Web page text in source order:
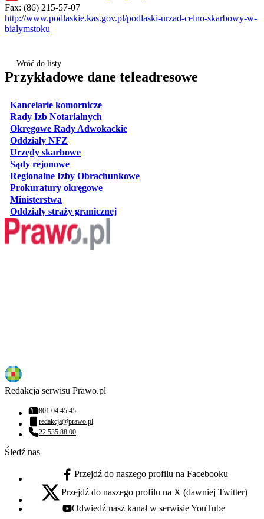
Fax: (86) 215-57-07
http://www.podlaskie.kas.gov.pl/podlaski-urzad-celno-skarbowy-w-
bialymstoku
Wróć do listy
Przykładowe dane teleadresowe
Kancelarie komorniczeotwiera się w nowej karcie
Rady Izb Notarialnych
Okręgowe Rady Adwokackieotwiera się w nowej karcie
Oddziały NFZ
Urzędy skarboweotwiera się w nowej karcie
Sądy rejonoweotwiera się w nowej karcie
Regionalne Izby Obrachunkoweotwiera się w nowej karcie
Prokuratury okręgoweotwiera się w nowej karcie
Ministerstwa
Oddziały straży granicznejotwiera się w nowej karcie
Redakcja serwisu Prawo.pl
Numer telefonu:
801 04 45 45
Adres email:
redakcja@prawo.pl
Numer telefonu:
22 535 88 00
Śledź nas
facebook - otwiera się w nowej karcie
Przejdź do naszego profilu na Facebooku
x - otwiera się w nowej karcie
Przejdź do naszego profilu na X (dawniej Twitter)
youtube - otwiera się w nowej karcie
Odwiedź nasz kanał w serwisie YouTube